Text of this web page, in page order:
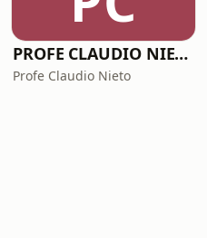
PROFE CLAUDIO NIETO
Profe Claudio Nieto